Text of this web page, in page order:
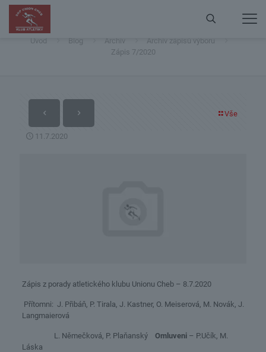
Úvod Blog Archiv
Archiv zápisů výboru
Zápis 7/2020
Vše
11.7.2020
Zápis z porady atletického klubu Unionu Cheb – 8.7.2020
Přítomni: J. Přibáň, P. Tirala, J. Kastner, O. Meiserová, M. Novák, J.
Langmaierová
L. Němečková, P. Plaňanský Omluveni– P.Učík, M.
Láska